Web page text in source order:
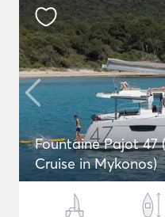
Fountaine Pajot 47 (5-Hour Semi-Private
Cruise in Mykonos)